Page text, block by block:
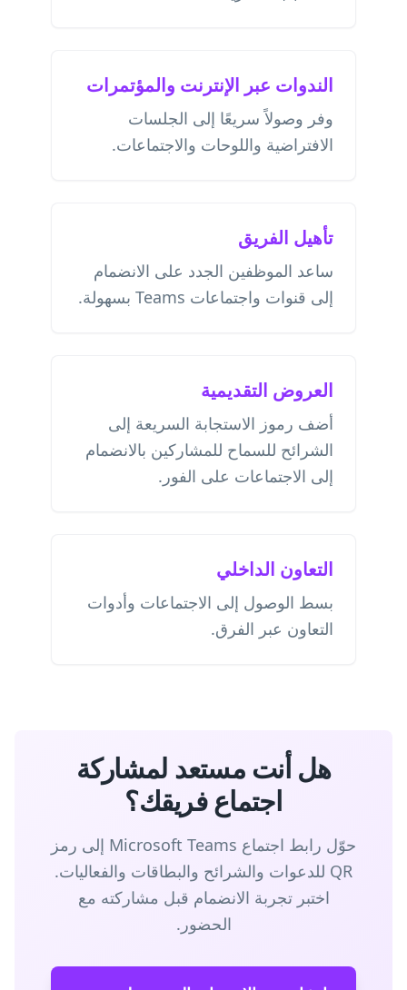
الندوات عبر الإنترنت والمؤتمرات
وفر وصولاً سريعًا إلى الجلسات
الافتراضية واللوحات والاجتماعات.
تأهيل الفريق
ساعد الموظفين الجدد على الانضمام
إلى قنوات واجتماعات Teams بسهولة.
العروض التقديمية
أضف رموز الاستجابة السريعة إلى
الشرائح للسماح للمشاركين بالانضمام
إلى الاجتماعات على الفور.
التعاون الداخلي
بسط الوصول إلى الاجتماعات وأدوات
التعاون عبر الفرق.
هل أنت مستعد لمشاركة
اجتماع فريقك؟
حوّل رابط اجتماع Microsoft Teams إلى رمز
QR للدعوات والشرائح والبطاقات والفعاليات.
اختبر تجربة الانضمام قبل مشاركته مع
الحضور.